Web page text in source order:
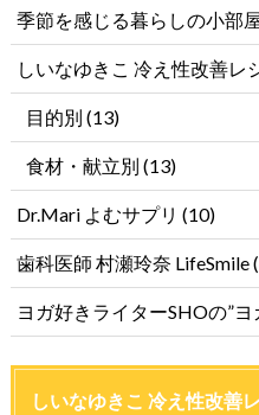
季節を感じる暮らしの小部
しいなゆきこ 冷え性改善レ
目的別 (13)
食材・献立別 (13)
Dr.Mari よむサプリ (10)
歯科医師 村瀬玲奈 LifeSmile
ヨガ好きライターSHOの”
しいなゆきこ 冷え性改善